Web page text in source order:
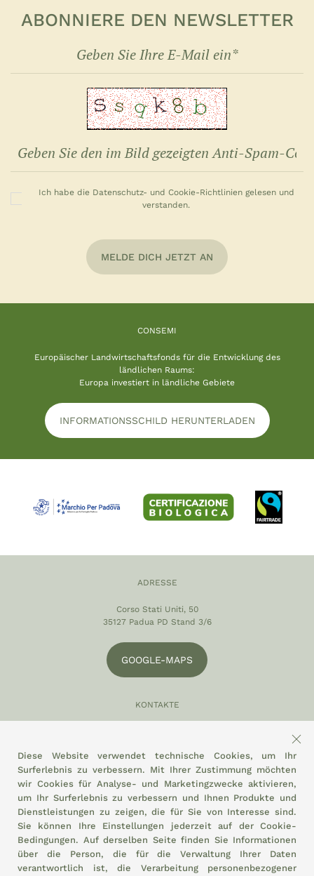
ABONNIERE DEN NEWSLETTER
Ich habe die Datenschutz- und Cookie-Richtlinien gelesen und
verstanden.
MELDE DICH JETZT AN
CONSEMI
Europäischer Landwirtschaftsfonds für die Entwicklung des
ländlichen Raums:
Europa investiert in ländliche Gebiete
INFORMATIONSSCHILD HERUNTERLADEN
ADRESSE
Corso Stati Uniti, 50
35127 Padua PD Stand 3/6
GOOGLE-MAPS
KONTAKTE
SOZIAL
WIR HALTEN UNS AN
Diese Website verwendet technische Cookies, um Ihr
Surferlebnis zu verbessern. Mit Ihrer Zustimmung möchten
wir Cookies für Analyse- und Marketingzwecke aktivieren,
um Ihr Surferlebnis zu verbessern und Ihnen Produkte und
Dienstleistungen zu zeigen, die für Sie von Interesse sind.
Sie können Ihre Einstellungen jederzeit auf der Cookie-
Bedingungen. Auf derselben Seite finden Sie Informationen
über die Person, die für die Verwaltung Ihrer Daten
verantwortlich ist, die Verarbeitung personenbezogener